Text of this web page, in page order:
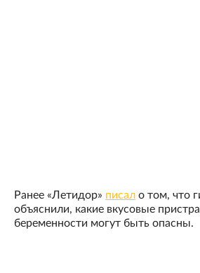
Ранее «Летидор» писал о том, что
объяснили, какие вкусовые
беременности могут быть опасны.